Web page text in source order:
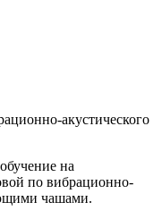
акустического
на
по вибрационно-
чашами.